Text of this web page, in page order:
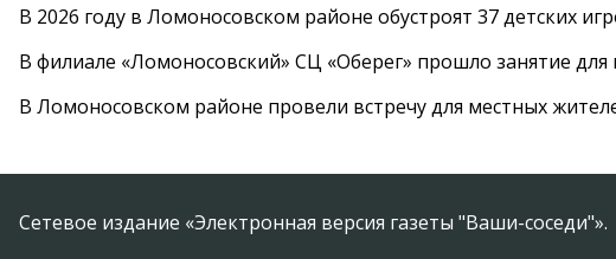
В 2026 году в Ломоносовском районе обустроят 37 детских
В филиале «Ломоносовский» СЦ «Оберег» прошло занятие
В Ломоносовском районе провели встречу для местных
Сетевое издание «Электронная версия газеты "Ваши-соседи"».